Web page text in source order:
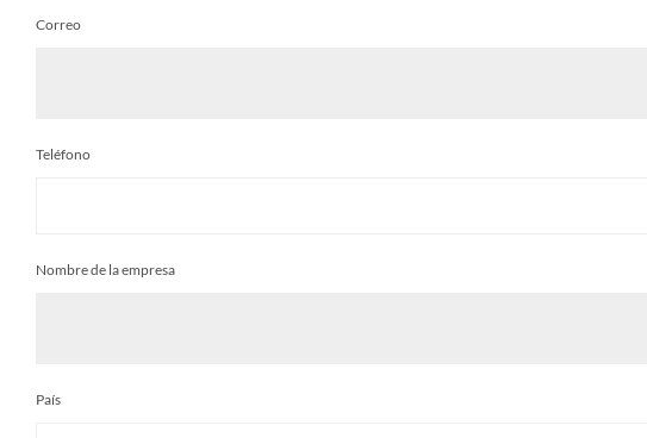
Correo
Teléfono
Nombre de la empresa
País